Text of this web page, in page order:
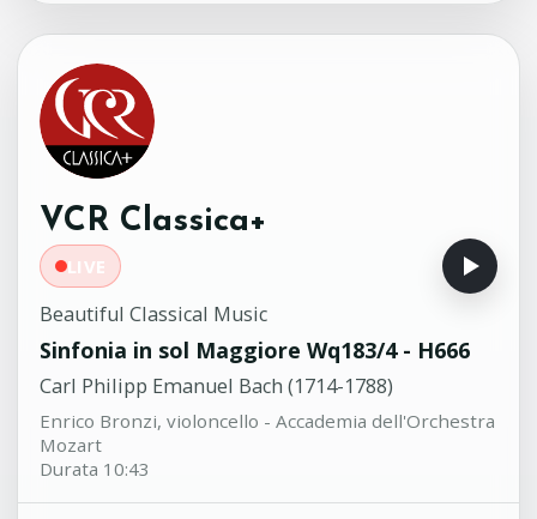
Ensemble Pizzicar Galante
07:59
'Mondschein-Sonate' per
pianoforte in do diesis min. No.2
Op.27
Radu Lupu, pianoforte
VCR Classica+
LIVE
Beautiful Classical Music
Sinfonia in sol Maggiore Wq183/4 - H666
Carl Philipp Emanuel Bach (1714-1788)
Enrico Bronzi, violoncello - Accademia dell'Orchestra
Mozart
Durata 10:43